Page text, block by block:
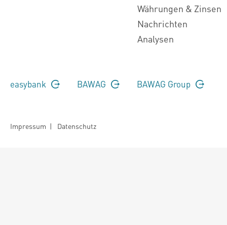
Währungen & Zinsen
Nachrichten
Analysen
easybank BAWAG BAWAG Group
Impressum | Datenschutz